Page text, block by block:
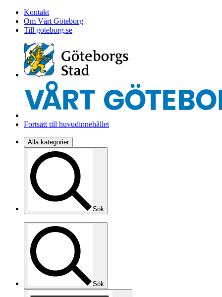
Kontakt
Om Vårt Göteborg
Till goteborg.se
Fortsätt till huvudinnehållet
Alla kategorier
Sök
Sök